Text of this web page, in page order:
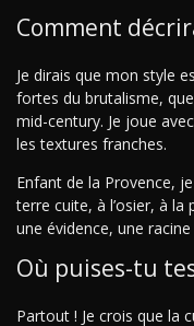
Comment
Je dirais que mon style
fortes du brutalisme,
mid-century. Je joue
les textures franches.
Enfant de la Provence,
terre cuite, à l’osier, à
une évidence, une
Où puises-tu
Partout ! Je crois que la